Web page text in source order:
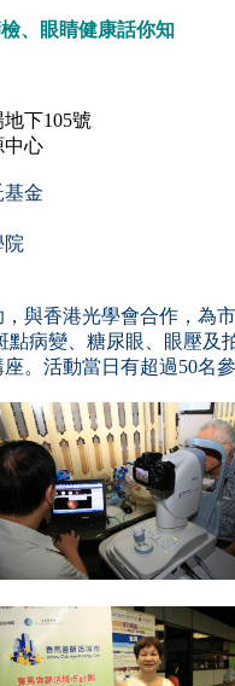
、眼睛健康話你知
下105號
心
金
與香港光學會合作，為
點病變、糖尿眼、眼壓
座。活動當日有超過50名